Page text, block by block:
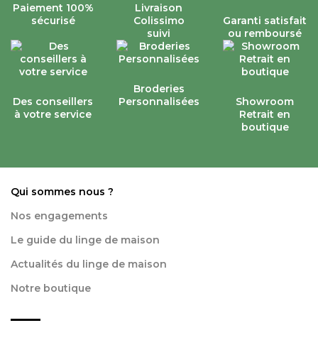
Paiement 100%
sécurisé
Livraison
Colissimo
suivi
Garanti satisfait
ou remboursé
Des conseillers
à votre service
Broderies
Personnalisées
Showroom
Retrait en
boutique
Qui sommes nous ?
Nos engagements
Le guide du linge de maison
Actualités du linge de maison
Notre boutique